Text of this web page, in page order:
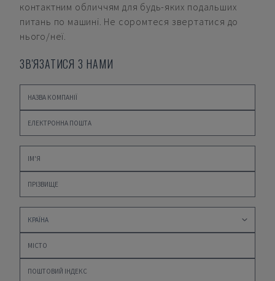
контактним обличчям для будь-яких подальших
питань по машині. Не соромтеся звертатися до
нього/неї.
ЗВ'ЯЗАТИСЯ З НАМИ